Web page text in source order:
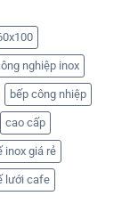
nghiệp inox
bếp công nhiệp
cao cấp
inox giá rẻ
lưới cafe